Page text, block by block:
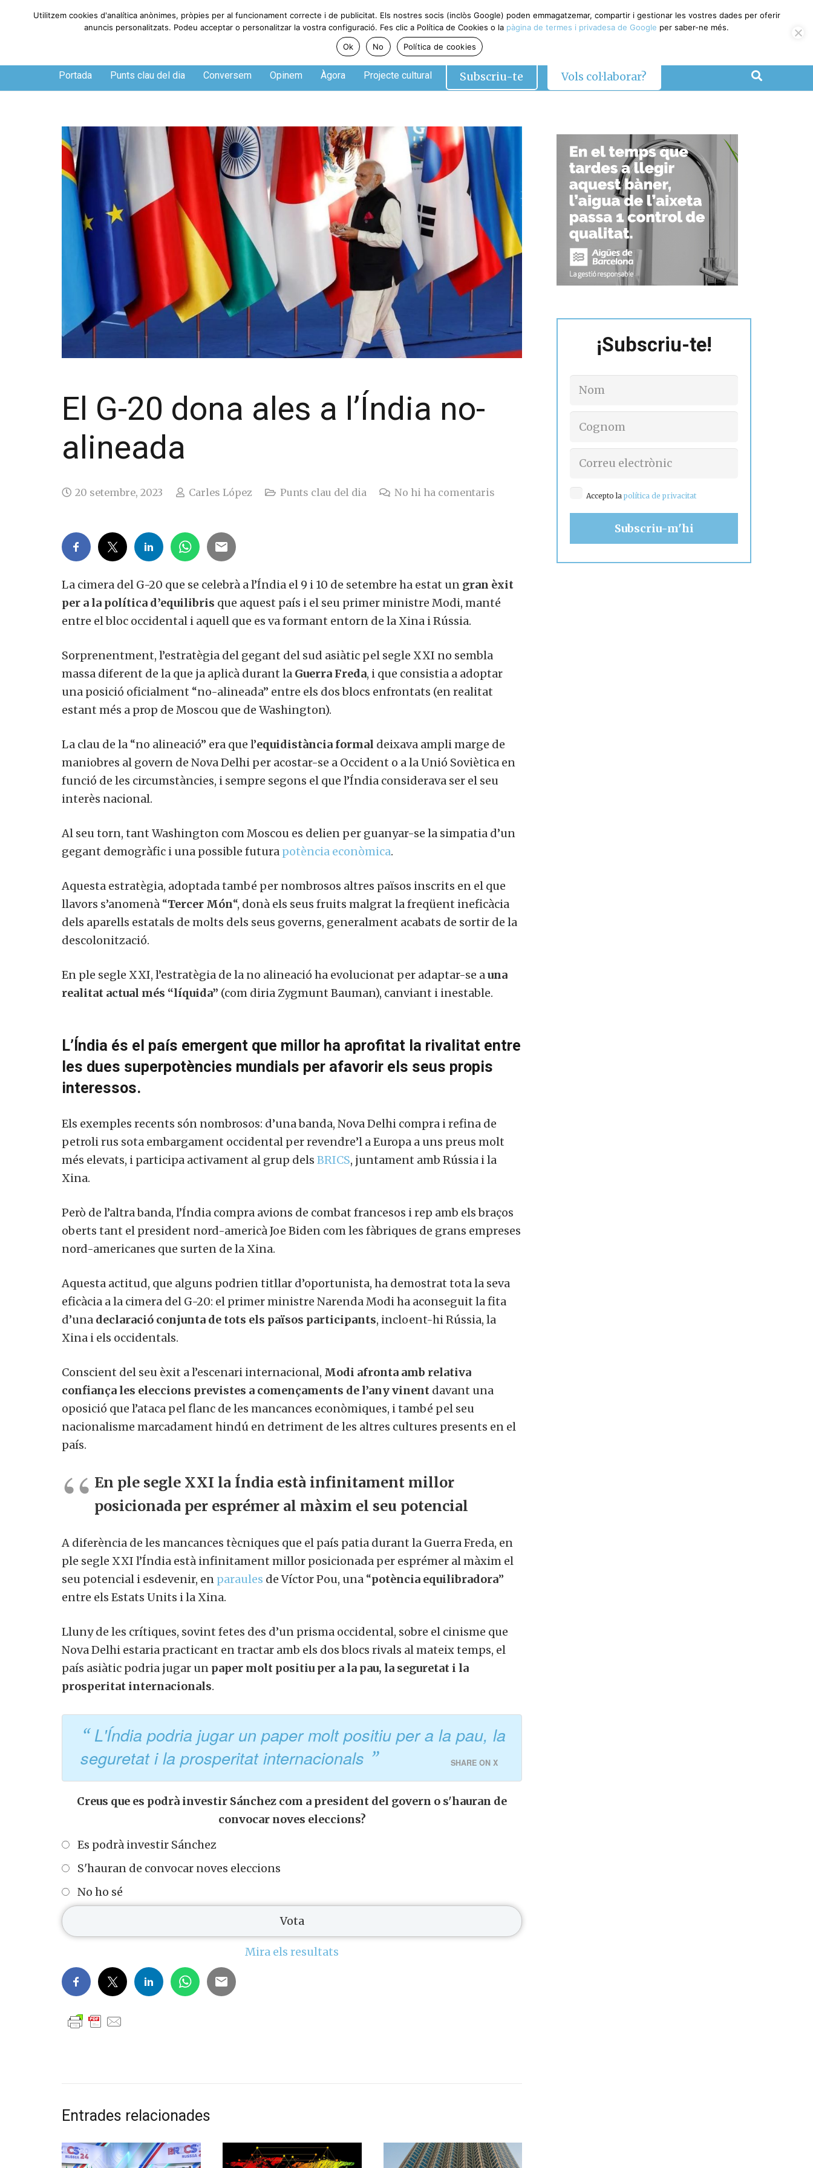
Divendres, 7 de agosto de 2026
Portada Punts clau del dia Conversem Opinem Àgora Projecte cultural Subscriu-te Vols col·laborar?
El G-20 dona ales a l’Índia no-
alineada
20 setembre, 2023 Carles López Punts clau del dia No hi ha comentaris
La cimera del G-20 que se celebrà a l’Índia el 9 i 10 de setembre ha estat un gran èxit
per a la política d’equilibris que aquest país i el seu primer ministre Modi, manté
entre el bloc occidental i aquell que es va formant entorn de la Xina i Rússia.
Sorprenentment, l’estratègia del gegant del sud asiàtic pel segle XXI no sembla
massa diferent de la que ja aplicà durant la Guerra Freda, i que consistia a adoptar
una posició oficialment “no-alineada” entre els dos blocs enfrontats (en realitat
estant més a prop de Moscou que de Washington).
La clau de la “no alineació” era que l’equidistància formal deixava ampli marge de
maniobres al govern de Nova Delhi per acostar-se a Occident o a la Unió Soviètica en
funció de les circumstàncies, i sempre segons el que l’Índia considerava ser el seu
interès nacional.
Al seu torn, tant Washington com Moscou es delien per guanyar-se la simpatia d’un
gegant demogràfic i una possible futura potència econòmica.
Aquesta estratègia, adoptada també per nombrosos altres països inscrits en el que
llavors s’anomenà “Tercer Món“, donà els seus fruits malgrat la freqüent ineficàcia
dels aparells estatals de molts dels seus governs, generalment acabats de sortir de la
descolonització.
En ple segle XXI, l’estratègia de la no alineació ha evolucionat per adaptar-se auna
realitat actual més “líquida” (com diria Zygmunt Bauman), canviant i inestable.
L’Índia és el país emergent que millor ha aprofitat la rivalitat entre
les dues superpotències mundials per afavorir els seus propis
interessos.
Els exemples recents són nombrosos: d’una banda, Nova Delhi compra i refina de
petroli rus sota embargament occidental per revendre’l a Europa a uns preus molt
més elevats, i participa activament al grup dels BRICS, juntament amb Rússia i la
Xina.
Però de l’altra banda, l’Índia compra avions de combat francesos i rep amb els braços
oberts tant el president nord-americà Joe Biden com les fàbriques de grans empreses
nord-americanes que surten de la Xina.
Aquesta actitud, que alguns podrien titllar d’oportunista, ha demostrat tota la seva
eficàcia a la cimera del G-20: el primer ministre Narenda Modi ha aconseguit la fita
d’una declaració conjunta de tots els països participants, incloent-hi Rússia, la
Xina i els occidentals.
Conscient del seu èxit a l’escenari internacional, Modi afronta amb relativa
confiança les eleccions previstes a començaments de l’any vinent davant una
oposició que l’ataca pel flanc de les mancances econòmiques, i també pel seu
nacionalisme marcadament hindú en detriment de les altres cultures presents en el
país.
En ple segle XXI la Índia està infinitament millor
posicionada per esprémer al màxim el seu potencial
A diferència de les mancances tècniques que el país patia durant la Guerra Freda, en
ple segle XXI l’Índia està infinitament millor posicionada per esprémer al màxim el
seu potencial i esdevenir, en paraules de Víctor Pou, una “potència equilibradora”
entre els Estats Units i la Xina.
Lluny de les crítiques, sovint fetes des d’un prisma occidental, sobre el cinisme que
Nova Delhi estaria practicant en tractar amb els dos blocs rivals al mateix temps, el
país asiàtic podria jugar un paper molt positiu per a la pau, la seguretat i la
prosperitat internacionals.
L'Índia podria jugar un paper molt positiu per a la pau, la
seguretat i la prosperitat internacionals
SHARE ON X
Creus que es podrà investir Sánchez com a president del govern o s'hauran de
convocar noves eleccions?
Es podrà investir Sánchez
S'hauran de convocar noves eleccions
No ho sé
Mira els resultats
Entrades relacionades
¡Subscriu-te!
Accepto lapolítica de privacitat
Utilitzem cookies d'analítica anònimes, pròpies per al funcionament correcte i de publicitat. Els nostres socis (inclòs Google) poden emmagatzemar, compartir i gestionar les vostres dades per oferir
anuncis personalitzats. Podeu acceptar o personalitzar la vostra configuració. Fes clic a Política de Cookies o la pàgina de termes i privadesa de Google per saber-ne més.
Ok
No Política de cookies